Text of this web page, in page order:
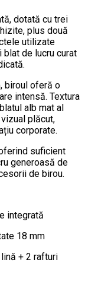
dotată cu trei
plus două
utilizate
blat de lucru curat
biroul oferă o
intensă. Textura
alb mat al
plăcut,
corporate.
suficient
generoasă de
de birou.
integrată
18 mm
+ 2 rafturi